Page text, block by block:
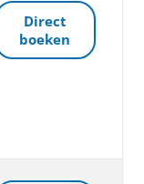
Direct
boeken